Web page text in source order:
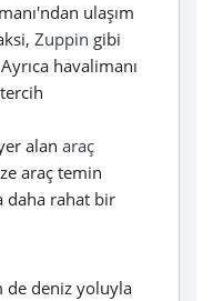
ulaşım
Zuppin gibi
havalimanı
alan araç
araç temin
daha rahat bir
de deniz yoluyla